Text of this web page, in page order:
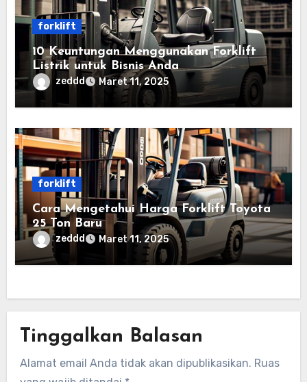
forklift
10 Keuntungan Menggunakan Forklift
Listrik untuk Bisnis Anda
zeddd Maret 11, 2025
forklift
Cara Mengetahui Harga Forklift Toyota
25 Ton Baru
zeddd Maret 11, 2025
Tinggalkan Balasan
Alamat email Anda tidak akan dipublikasikan. Ruas